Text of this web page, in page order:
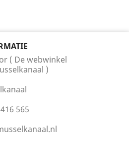
( De webwinkel
)
565